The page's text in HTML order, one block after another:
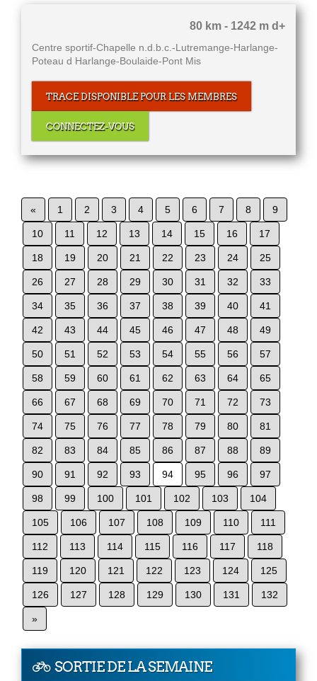
80 km - 1242 m d+
Centre sportif-Chapelle n.d.b.c.-Lutremange-Harlange-
Poteau d Harlange-Boulaide-Pont Mis
TRACE DISPONIBLE POUR LES MEMBRES
CONNECTEZ-VOUS
« 1 2 3 4 5 6 7 8 9
10 11 12 13 14 15 16 17
18 19 20 21 22 23 24 25
26 27 28 29 30 31 32 33
34 35 36 37 38 39 40 41
42 43 44 45 46 47 48 49
50 51 52 53 54 55 56 57
58 59 60 61 62 63 64 65
66 67 68 69 70 71 72 73
74 75 76 77 78 79 80 81
82 83 84 85 86 87 88 89
90 91 92 93 94 95 96 97
98 99 100 101 102 103 104
105 106 107 108 109 110 111
112 113 114 115 116 117 118
119 120 121 122 123 124 125
126 127 128 129 130 131 132
»
SORTIE DE LA SEMAINE